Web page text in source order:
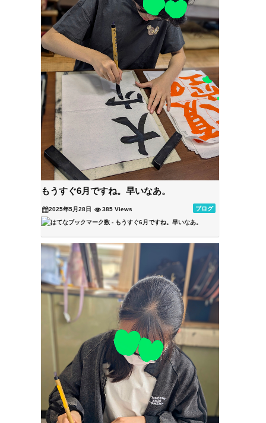
もうすぐ6月ですね。早いなあ。
2025年5月28日 ブログ
385 Views